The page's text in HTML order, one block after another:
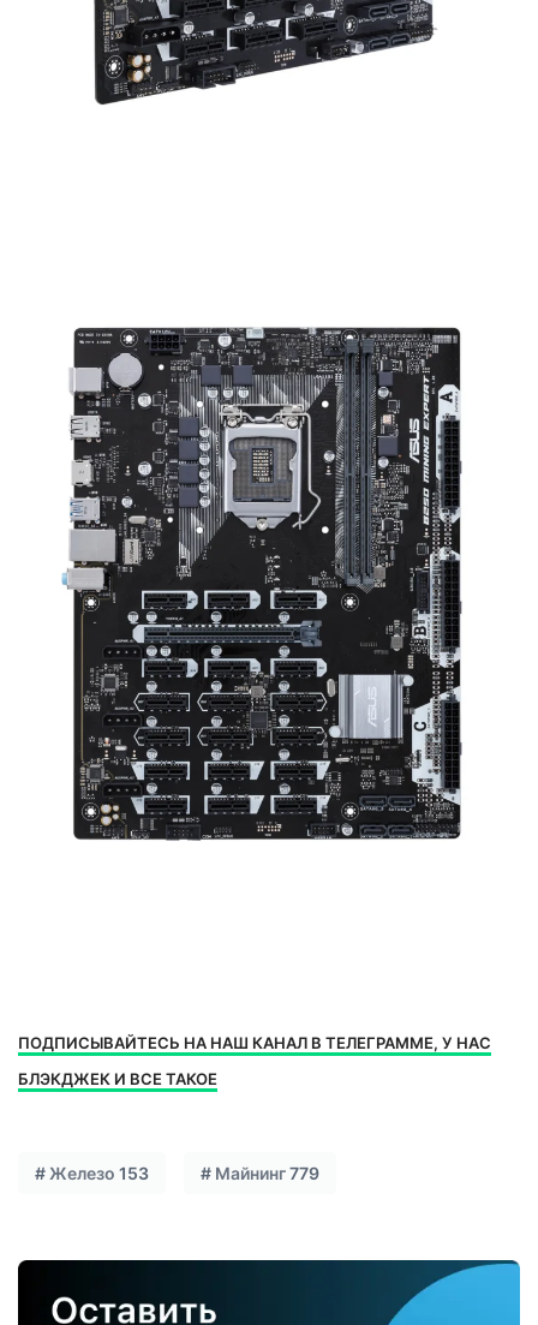
ПОДПИСЫВАЙТЕСЬ НА НАШ КАНАЛ В ТЕЛЕГРАММЕ, У НАС
БЛЭКДЖЕК И ВСЕ ТАКОЕ
#Железо 153 # Майнинг779